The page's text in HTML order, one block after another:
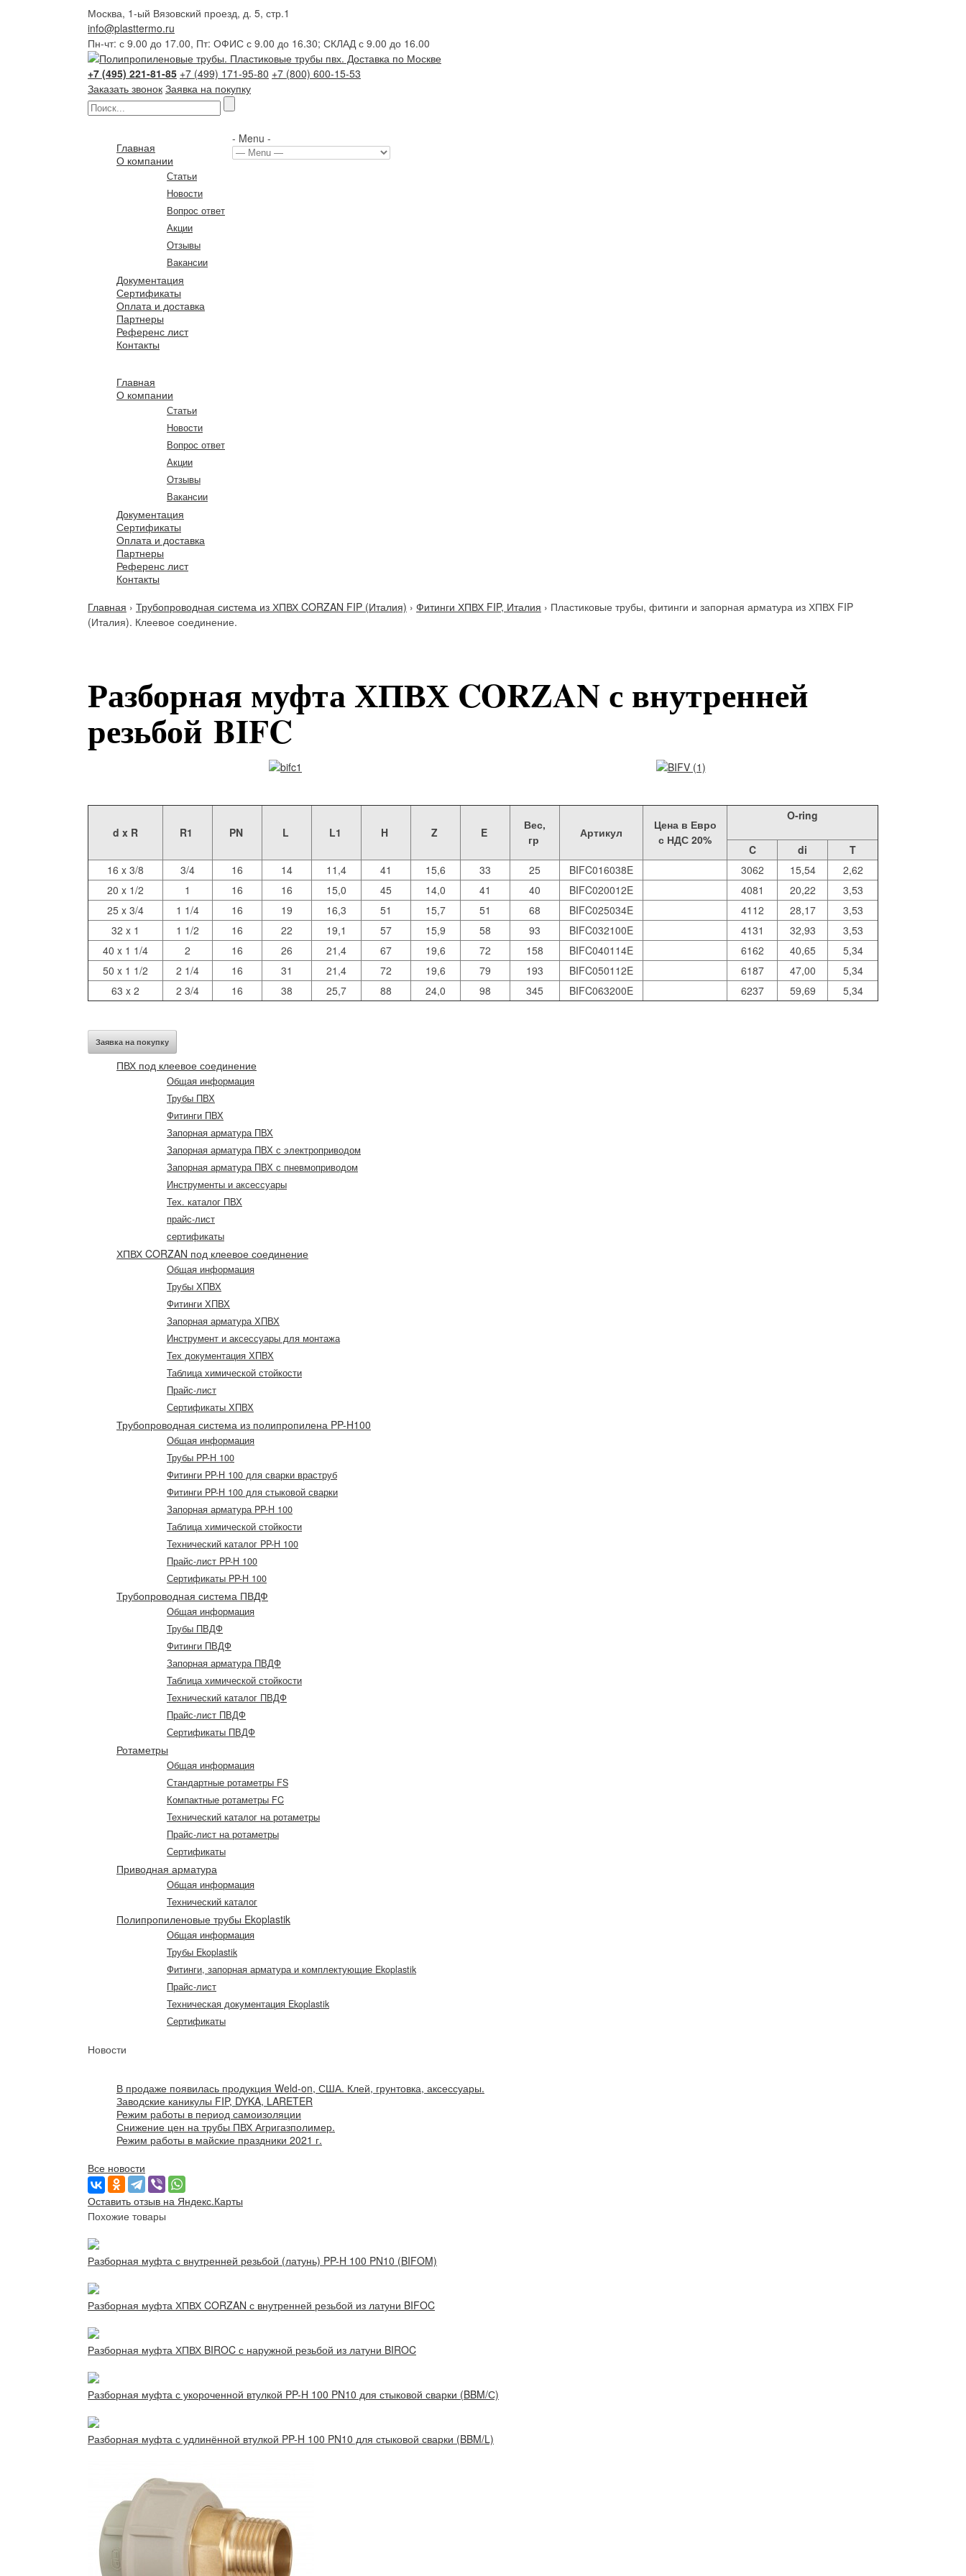
Москва, 1-ый Вязовский проезд, д. 5, стр.1
info@plasttermo.ru
Пн-чт: с 9.00 до 17.00, Пт: ОФИС с 9.00 до 16.30; СКЛАД с 9.00 до 16.00
+7 (495) 221-81-85 +7 (499) 171-95-80 +7 (800) 600-15-53
Заказать звонок Заявка на покупку
Главная
О компании
Статьи
Новости
Вопрос ответ
Акции
Отзывы
Вакансии
Документация
Сертификаты
Оплата и доставка
Партнеры
Референс лист
Контакты
- Menu -
Главная
О компании
Статьи
Новости
Вопрос ответ
Акции
Отзывы
Вакансии
Документация
Сертификаты
Оплата и доставка
Партнеры
Референс лист
Контакты
Главная › Трубопроводная система из ХПВХ CORZAN FIP (Италия) › Фитинги ХПВХ FIP, Италия › Пластиковые трубы, фитинги и запорная арматура из ХПВХ FIP
(Италия). Клеевое соединение.
Разборная муфта ХПВХ CORZAN с внутренней
резьбой BIFC
d x R R1 PN L L1 H Z E
Вес,
гр
Артикул
Цена в Евро
с НДС 20%
O-ring
C di
T
16 x 3/8
3/4 16 14 11,4 41 15,6 33 25 BIFC016038E 3062 15,54
2,62
20 x 1/2
1 16 16 15,0 45 14,0 41 40 BIFC020012E 4081 20,22
3,53
25 x 3/4
1 1/4 16 19 16,3 51 15,7 51 68 BIFC025034E 4112 28,17
3,53
32 x 1
1 1/2 16 22 19,1 57 15,9 58 93 BIFC032100E 4131 32,93
3,53
40 x 1 1/4
2 16 26 21,4 67 19,6 72 158 BIFC040114E 6162 40,65
5,34
50 x 1 1/2
2 1/4 16 31 21,4 72 19,6 79 193 BIFC050112E 6187 47,00
5,34
63 x 2
2 3/4 16 38 25,7 88 24,0 98 345 BIFC063200E 6237 59,69 5,34
Заявка на покупку
ПВХ под клеевое соединение
Общая информация
Трубы ПВХ
Фитинги ПВХ
Запорная арматура ПВХ
Запорная арматура ПВХ с электроприводом
Запорная арматура ПВХ с пневмоприводом
Инструменты и аксессуары
Тех. каталог ПВХ
прайс-лист
сертификаты
ХПВХ CORZAN под клеевое соединение
Общая информация
Трубы ХПВХ
Фитинги ХПВХ
Запорная арматура ХПВХ
Инструмент и аксессуары для монтажа
Тех документация ХПВХ
Таблица химической стойкости
Прайс-лист
Сертификаты ХПВХ
Трубопроводная система из полипропилена PP-H100
Общая информация
Трубы PP-H 100
Фитинги PP-H 100 для сварки враструб
Фитинги PP-H 100 для стыковой сварки
Запорная арматура PP-H 100
Таблица химической стойкости
Технический каталог PP-H 100
Прайс-лист PP-H 100
Сертификаты PP-H 100
Трубопроводная система ПВДФ
Общая информация
Трубы ПВДФ
Фитинги ПВДФ
Запорная арматура ПВДФ
Таблица химической стойкости
Технический каталог ПВДФ
Прайс-лист ПВДФ
Сертификаты ПВДФ
Ротаметры
Общая информация
Стандартные ротаметры FS
Компактные ротаметры FC
Технический каталог на ротаметры
Прайс-лист на ротаметры
Сертификаты
Приводная арматура
Общая информация
Технический каталог
Полипропиленовые трубы Ekoplastik
Общая информация
Трубы Ekoplastik
Фитинги, запорная арматура и комплектующие Ekoplastik
Прайс-лист
Техническая документация Ekoplastik
Сертификаты
Новости
В продаже появилась продукция Weld-on, США. Клей, грунтовка, аксессуары.
Заводские каникулы FIP, DYKA, LARETER
Режим работы в период самоизоляции
Снижение цен на трубы ПВХ Агригазполимер.
Режим работы в майские праздники 2021 г.
Все новости
Оставить отзыв на Яндекс.Карты
Похожие товары
Разборная муфта с внутренней резьбой (латунь) PP-H 100 PN10 (BIFOM)
Разборная муфта ХПВХ CORZAN с внутренней резьбой из латуни BIFOC
Разборная муфта ХПВХ BIROC с наружной резьбой из латуни BIROC
Разборная муфта с укороченной втулкой PP-H 100 PN10 для стыковой сварки (BBM/С)
Разборная муфта с удлинённой втулкой PP-H 100 PN10 для стыковой сварки (BBM/L)